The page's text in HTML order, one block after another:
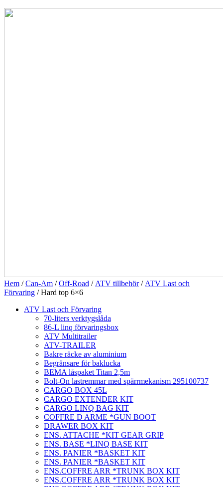
Hem /Can-Am /Off-Road / ATV tillbehör/ ATV Last och
Förvaring / Hard top 6×6
ATV Last och Förvaring
70-liters verktygslåda
86-L linq förvaringsbox
ATV Multitrailer
ATV-TRAILER
Bakre räcke av aluminium
Begränsare för baklucka
BEMA låspaket Titan 2,5m
Bolt-On lastremmar med spärrmekanism 295100737
CARGO BOX 45L
CARGO EXTENDER KIT
CARGO LINQ BAG KIT
COFFRE D ARME *GUN BOOT
DRAWER BOX KIT
ENS. ATTACHE *KIT GEAR GRIP
ENS. BASE *LINQ BASE KIT
ENS. PANIER *BASKET KIT
ENS. PANIER *BASKET KIT
ENS.COFFRE ARR *TRUNK BOX KIT
ENS.COFFRE ARR *TRUNK BOX KIT